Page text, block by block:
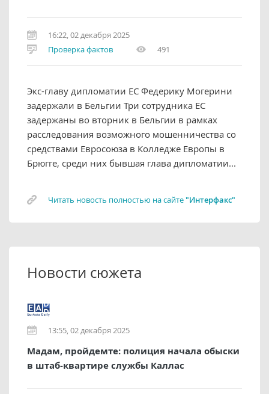
16:22, 02 декабря 2025
Проверка фактов
491
Экс-главу дипломатии ЕС Федерику Могерини
задержали в Бельгии Три сотрудника ЕС
задержаны во вторник в Бельгии в рамках
расследования возможного мошенничества со
средствами Евросоюза в Колледже Европы в
Брюгге, среди них бывшая глава дипломатии...
Читать новость полностью на сайте"Интерфакс"
Новости сюжета
13:55, 02 декабря 2025
Мадам, пройдемте: полиция начала обыски
в штаб-квартире службы Каллас